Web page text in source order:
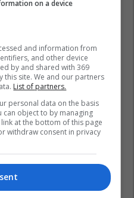
on a device
and information from
and other device
by and shared with 369
this site. We and our partners
List of partners.
personal data on the basis
can object to by managing
at the bottom of this page
withdraw consent in privacy